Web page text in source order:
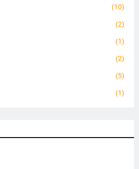
(10)
(2)
(1)
(2)
(5)
(1)